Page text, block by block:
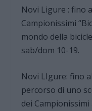
Novi Ligure : fino
Campionissimi
mondo della
sab/dom 10-19.
Novi LIgure: fino
percorso di uno
dei